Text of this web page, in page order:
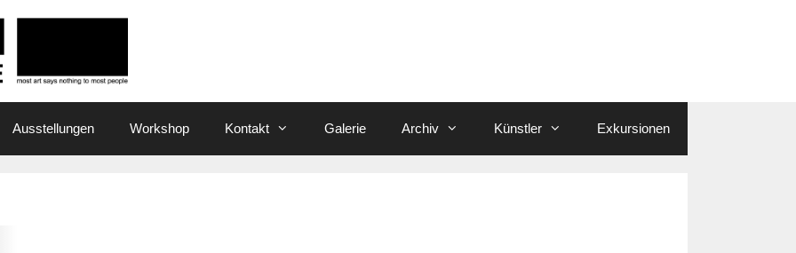
Ausstellungen Workshop Kontakt Galerie Archiv Künstler Exkursionen